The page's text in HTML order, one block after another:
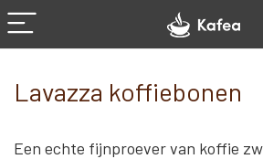
Lavazza koffiebonen
Een echte fijnproever van koffie